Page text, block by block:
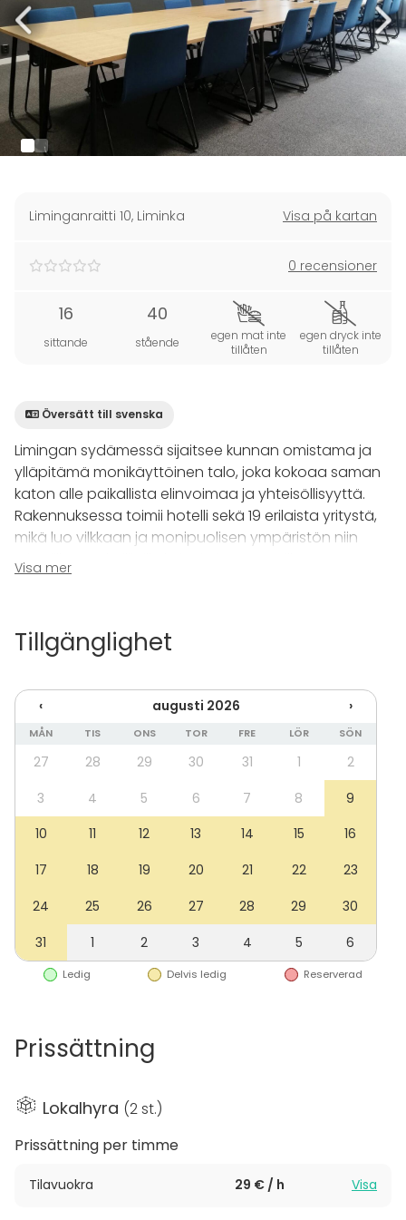
Liminganraitti 10, Liminka Visa på kartan
0 recensioner
16
sittande
40
stående
egen mat inte
tillåten
egen dryck inte
tillåten
Översätt till svenska
Limingan sydämessä sijaitsee kunnan omistama ja
ylläpitämä monikäyttöinen talo, joka kokoaa saman
katon alle paikallista elinvoimaa ja yhteisöllisyyttä.
Rakennuksessa toimii hotelli sekä 19 erilaista yritystä,
mikä luo vilkkaan ja monipuolisen ympäristön niin
yrittäjille, matkailijoille kuin Limingan omille
asukkaillekin. Samassa talossa sijaitsevat myös
jotka voidaan joustavasti yhdistää tai erottaa
tarpeen mukaan yhdeksi, kahdeksi tai kolmeksi eri
kokoiseksi neukkariksi. Jokainen tila on varustettu 75-
tuumaisella näytöllä ja nykyaikaisella
kokousvälineistöllä, ja ne soveltuvat hyvin 16 hengen
kokouksiin, valmennuksiin tai työpajoihin.
Tila toimii myös Limingan kunnanvaltuuston
virallisena valtuustosalina, mikä kertoo sen
kyseessä yritystilaisuus, koulutus, juhla tai kunnan
virallinen kokous, rakennus tarjoaa inspiroivan,
modernin ja toimivan ympäristön kaikenlaisiin
kohtaamisiin Limingan keskustan ytimessä.
Visa mer
Tillgänglighet
‹ augusti 2026 ›
MÅN TIS ONS TOR FRE LÖR SÖN
27 28 29 30 31 1
2
3
4 5 6 7 8
9
10
11 12 13 14 15
16
17
18 19 20 21 22
23
24
25 26 27 28 29
30
31
1 2 3 4 5 6
Ledig Delvis ledig Reserverad
Prissättning
Lokalhyra (2 st.)
Prissättning per timme
Tilavuokra 29 € / h Visa